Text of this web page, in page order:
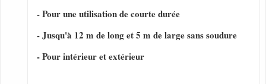
- Pour une utilisation de courte durée
- Jusqu'à 12 m de long et 5 m de large sans soudure
- Pour intérieur et extérieur